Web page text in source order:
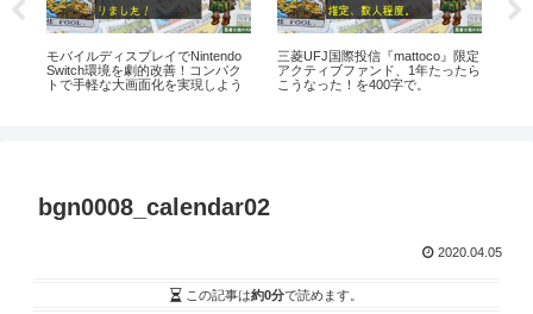
モバイルディスプレイでNintendo
Switch環境を劇的改善！コンパク
トで手軽な大画面化を実現しよう
三菱UFJ国際投信『mattoco』限定
アクティブファンド、1年たったら
こうなった！を400字で。
bgn0008_calendar02
2020.04.05
この記事は約0分で読めます。